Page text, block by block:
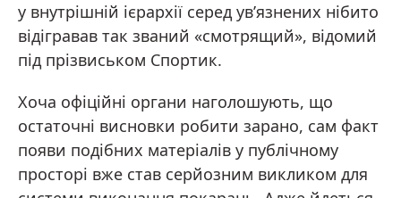
у внутрішній ієрархії серед ув’язнених нібито
відігравав так званий «смотрящий», відомий
під прізвиськом Спортик.
Хоча офіційні органи наголошують, що
остаточні висновки робити зарано, сам факт
появи подібних матеріалів у публічному
просторі вже став серйозним викликом для